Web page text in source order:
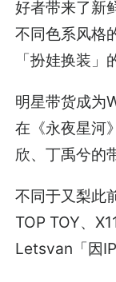
好者带来了新
不同色系风格
「扮娃换装」
明星带货成为
在《永夜星河
欣、丁禹兮的
不同于又梨此
TOP TOY、
Letsvan「因